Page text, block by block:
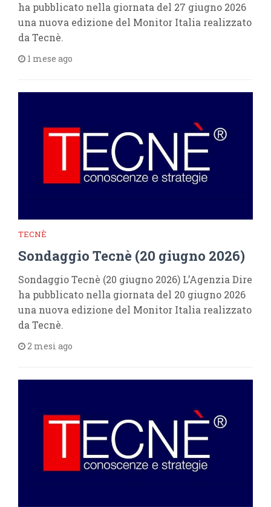
ha pubblicato nella giornata del 27 giugno 2026
una nuova edizione del Monitor Italia realizzato
da Tecnè.
1 mese ago
TECNÈ
Sondaggio Tecnè (20 giugno 2026)
Sondaggio Tecnè (20 giugno 2026) L’Agenzia Dire
ha pubblicato nella giornata del 20 giugno 2026
una nuova edizione del Monitor Italia realizzato
da Tecnè.
2 mesi ago